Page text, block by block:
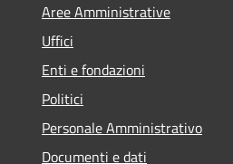
Aree Amministrative
Uffici
Enti e fondazioni
Politici
Personale Amministrativo
Documenti e dati